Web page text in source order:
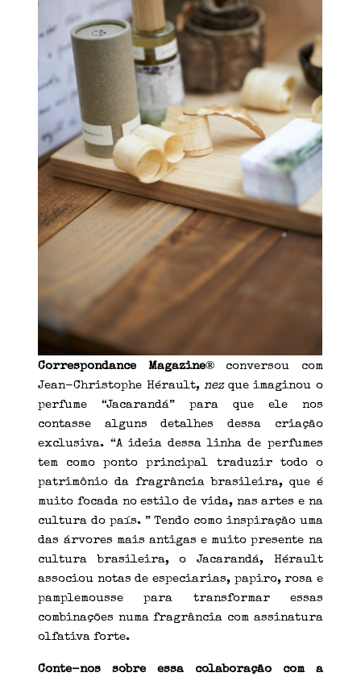
Correspondance Magazine®conversou com
Jean-Christophe Hérault, nezque imaginou o
perfume “Jacarandá” para que ele nos
contasse alguns detalhes dessa criação
exclusiva. “A ideia dessa linha de perfumes
tem como ponto principal traduzir todo o
patrimônio da fragrância brasileira, que é
muito focada no estilo de vida, nas artes e na
cultura do país. ” Tendo como inspiração uma
das árvores mais antigas e muito presente na
cultura brasileira, o Jacarandá, Hérault
associou notas de especiarias, papiro, rosa e
pamplemousse para transformar essas
combinações numa fragrância com assinatura
olfativa forte.
Conte-nos sobre essa colaboração com a